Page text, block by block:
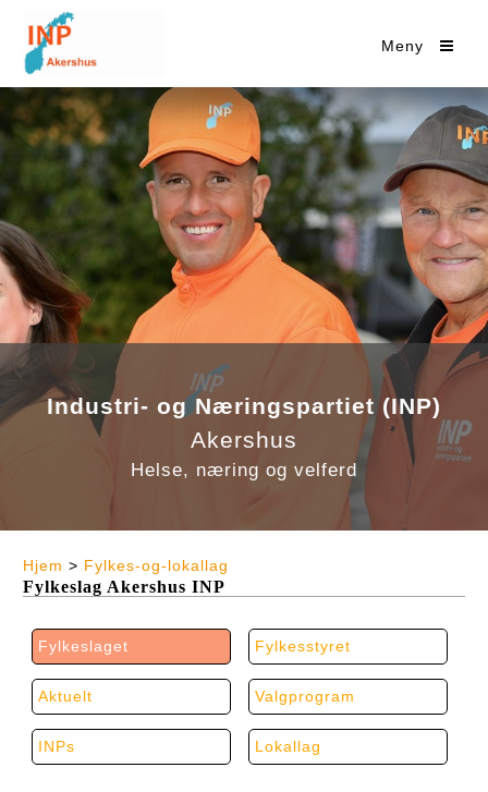
Meny
Industri- og Næringspartiet (INP)
Akershus
Helse, næring og velferd
Hjem > Fylkes-og-lokallag
Fylkeslag Akershus INP
Fylkeslaget Fylkesstyret
Aktuelt Valgprogram
INPs Lokallag